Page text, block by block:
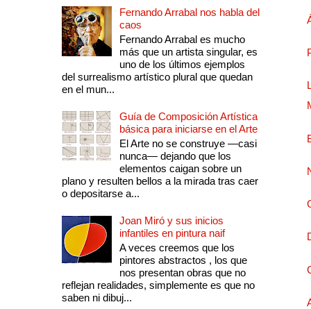
Fernando Arrabal nos habla del
caos
Fernando Arrabal es mucho
más que un artista singular, es
uno de los últimos ejemplos
del surrealismo artístico plural que quedan
en el mun...
Guía de Composición Artística
básica para iniciarse en el Arte
El Arte no se construye —casi
nunca— dejando que los
elementos caigan sobre un
plano y resulten bellos a la mirada tras caer
o depositarse a...
Joan Miró y sus inicios
infantiles en pintura naif
A veces creemos que los
pintores abstractos , los que
nos presentan obras que no
reflejan realidades, simplemente es que no
saben ni dibuj...